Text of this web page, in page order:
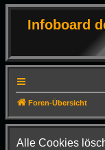
Infoboard
Foren-Übersicht
Alle Cookies